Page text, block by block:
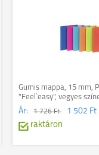
Gumis mappa, 15 mm,
"Feel`easy", vegyes
Ár: 1 726 Ft
1 502 Ft
raktáron